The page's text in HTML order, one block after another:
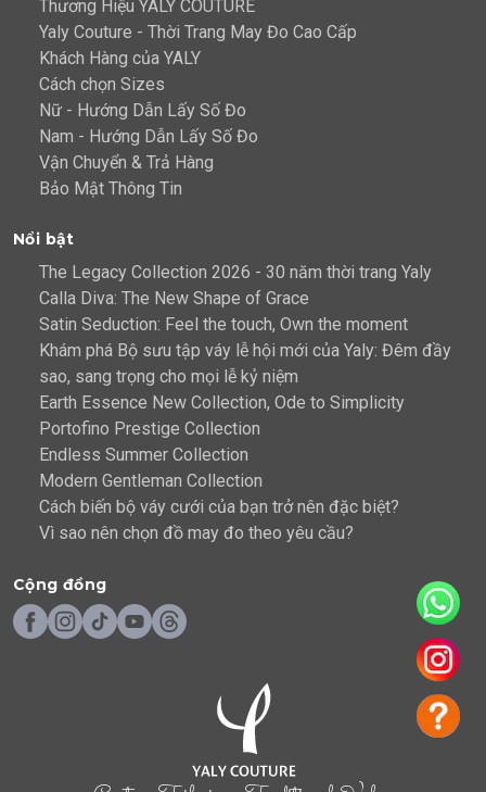
Thương Hiệu YALY COUTURE
Yaly Couture - Thời Trang May Đo Cao Cấp
Khách Hàng của YALY
Cách chọn Sizes
Nữ - Hướng Dẫn Lấy Số Đo
Nam - Hướng Dẫn Lấy Số Đo
Vận Chuyển & Trả Hàng
Bảo Mật Thông Tin
Nổi bật
The Legacy Collection 2026 - 30 năm thời trang Yaly
Calla Diva: The New Shape of Grace
Satin Seduction: Feel the touch, Own the moment
Khám phá Bộ sưu tập váy lễ hội mới của Yaly: Đêm đầy
sao, sang trọng cho mọi lễ kỷ niệm
Earth Essence New Collection, Ode to Simplicity
Portofino Prestige Collection
Endless Summer Collection
Modern Gentleman Collection
Cách biến bộ váy cưới của bạn trở nên đặc biệt?
Vì sao nên chọn đồ may đo theo yêu cầu?
Cộng đồng